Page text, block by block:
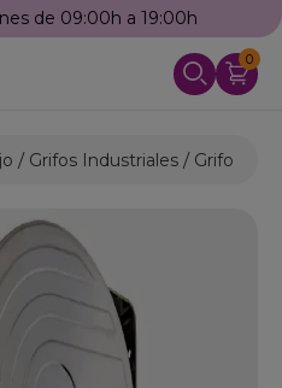
de 09:00h a 19:00h
0
Grifos Industriales Grifos